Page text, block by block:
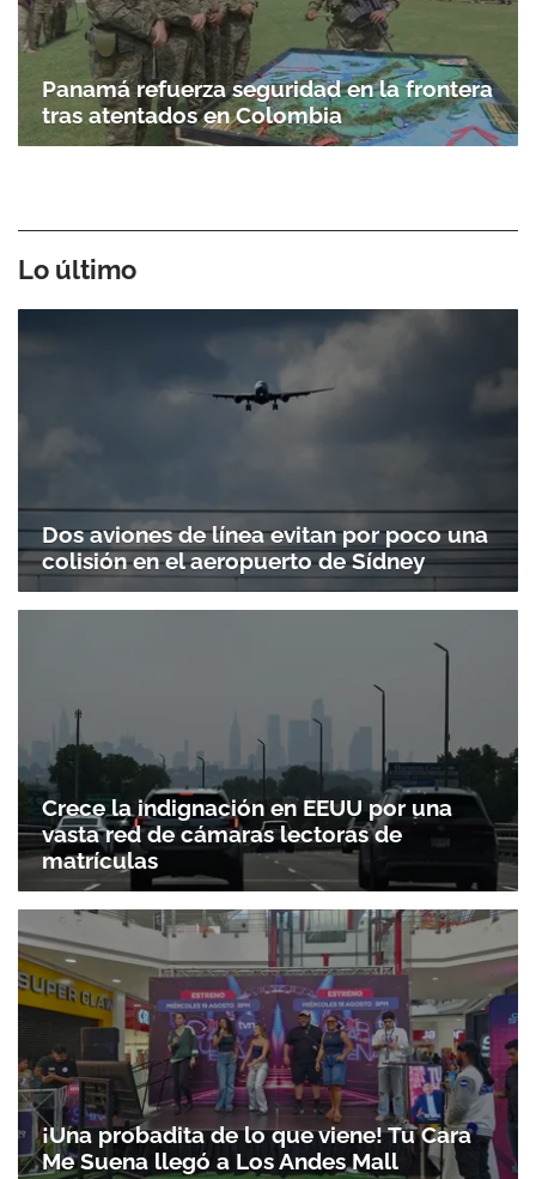
Panamá refuerza seguridad en la frontera
tras atentados en Colombia
Lo último
Dos aviones de línea evitan por poco una
colisión en el aeropuerto de Sídney
Crece la indignación en EEUU por una
vasta red de cámaras lectoras de
matrículas
¡Una probadita de lo que viene! Tu Cara
Me Suena llegó a Los Andes Mall